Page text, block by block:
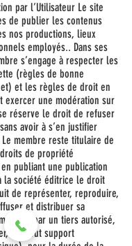
par l’Utilisateur Le site
de publier les contenus
nos productions, lieux
employés.. Dans ses
s’engage à respecter les
(règles de bonne
et les règles de droit en
exercer une modération sur
réserve le droit de refuser
avoir à s’en justifier
membre reste titulaire de
de propriété
publiant une publication
la société éditrice le droit
de représenter, reproduire,
et distribuer sa
ou par un tiers autorisé,
sur tout support